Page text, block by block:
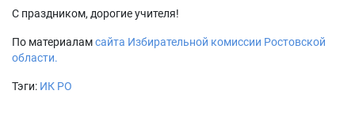
С праздником, дорогие учителя!
По материаламсайта Избирательной комиссии Ростовской
области.
Тэги: ИК РО